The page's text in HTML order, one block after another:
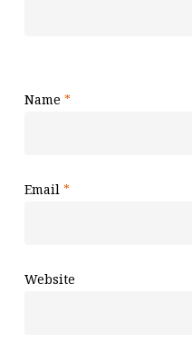
Name *
Email *
Website